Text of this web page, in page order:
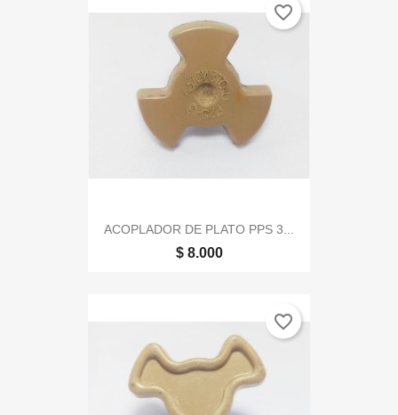
ACOPLADOR DE PLATO PPS 3...
$ 8.000
favorite_border
favorite_border